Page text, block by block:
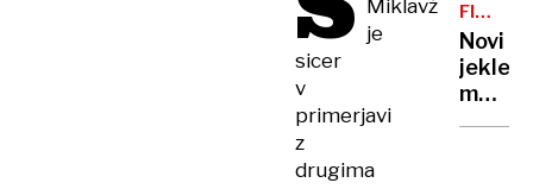
Miklavž
je
sicer
v
primerjavi
z
drugima
po
nebu
Novi
jekleni
mož
prihaja